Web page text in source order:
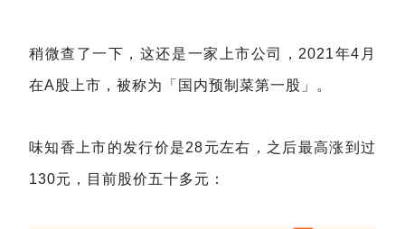
稍微查了一下，这还是一家上市公司，2021年4月
在A股上市，被称为「国内预制菜第一股」。
味知香上市的发行价是28元左右，之后最高涨到过
130元，目前股价五十多元：